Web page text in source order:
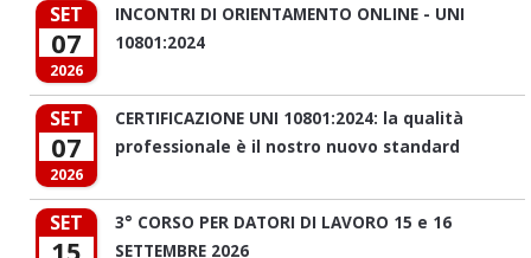
SET
07
2026
INCONTRI DI ORIENTAMENTO ONLINE - UNI
10801:2024
SET
07
2026
CERTIFICAZIONE UNI 10801:2024: la qualità
professionale è il nostro nuovo standard
SET
3° CORSO PER DATORI DI LAVORO 15 e 16
SETTEMBRE 2026